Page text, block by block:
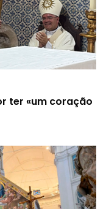
ter «um coração